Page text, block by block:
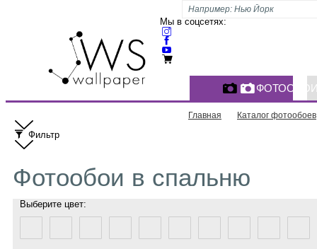
Мы в соцсетях:
Главная Каталог фотообоев
Фильтр
Фотообои в спальню
Выберите цвет: